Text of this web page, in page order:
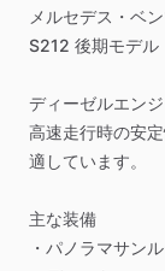
メルセデス・ベ
S212 後期モデル
ディーゼルエン
高速走行時の安
適しています。
主な装備
・パノラマサン